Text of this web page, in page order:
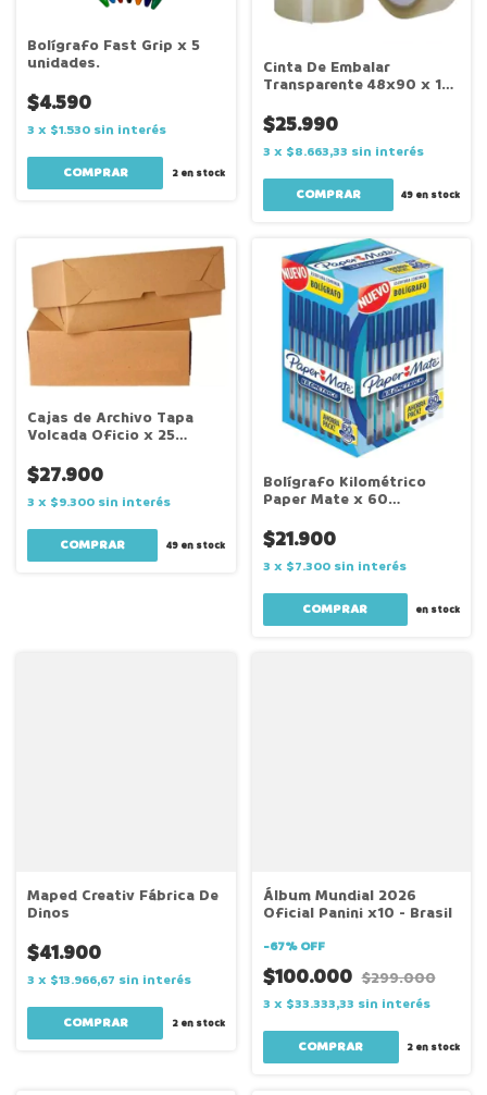
Bolígrafo Fast Grip x 5
unidades.
$4.590
3 x $1.530 sin interés
2en stock
Cinta De Embalar
Transparente 48x90 x 18
$25.990
3 x $8.663,33 sin interés
49 en stock
Cajas de Archivo Tapa
Volcada Oficio x 25
$27.900
3 x $9.300 sin interés
49en stock
Bolígrafo Kilométrico
Paper Mate x 60
$21.900
3 x $7.300 sin interés
en stock
Maped Creativ Fábrica De
Dinos
$41.900
3 x $13.966,67 sin interés
2en stock
Álbum Mundial 2026
Oficial Panini x10 - Brasil
-67%OFF
$100.000 $299.000
3 x $33.333,33 sin interés
2 en stock